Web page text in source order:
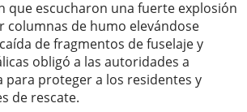
que escucharon una fuerte explosión
columnas de humo elevándose
de fragmentos de fuselaje y
obligó a las autoridades a
para proteger a los residentes y
de rescate.